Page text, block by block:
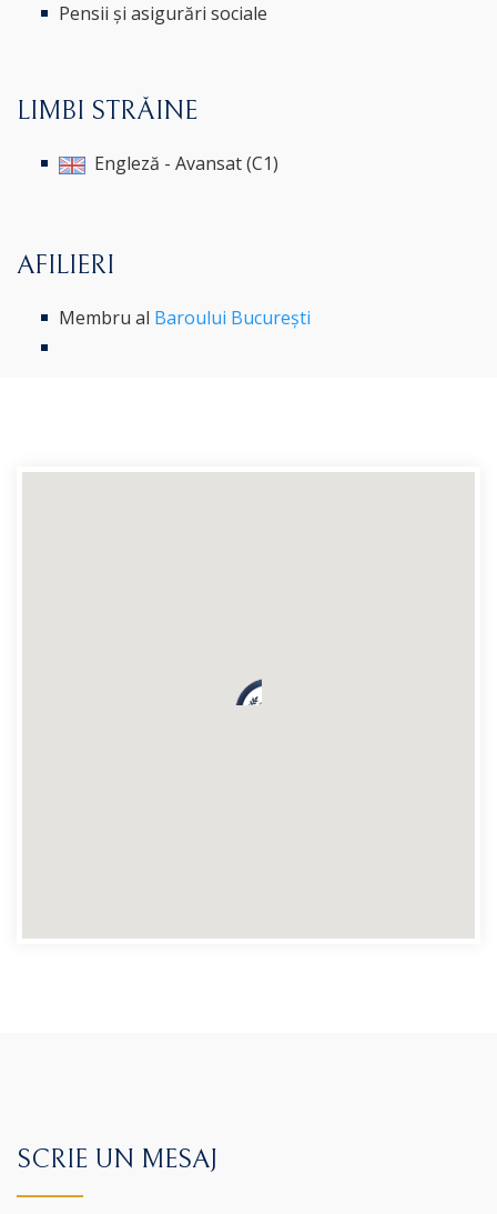
Pensii și asigurări sociale
LIMBI STRĂINE
Engleză - Avansat (C1)
AFILIERI
Membru al Baroului București
SCRIE UN MESAJ